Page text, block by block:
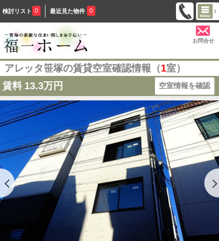
検討リスト 0 最近見た物件 0
お問合せ
アレッタ笹塚の賃貸空室確認情報（1室）
賃料 13.3万円 空室情報を確認